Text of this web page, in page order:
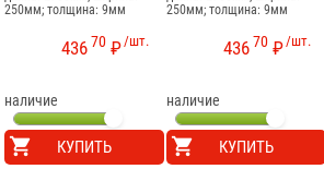
250мм; толщина: 9мм
/шт.
43670 ₽
наличие
КУПИТЬ
250мм; толщина: 9мм
/шт.
43670 ₽
наличие
КУПИТЬ